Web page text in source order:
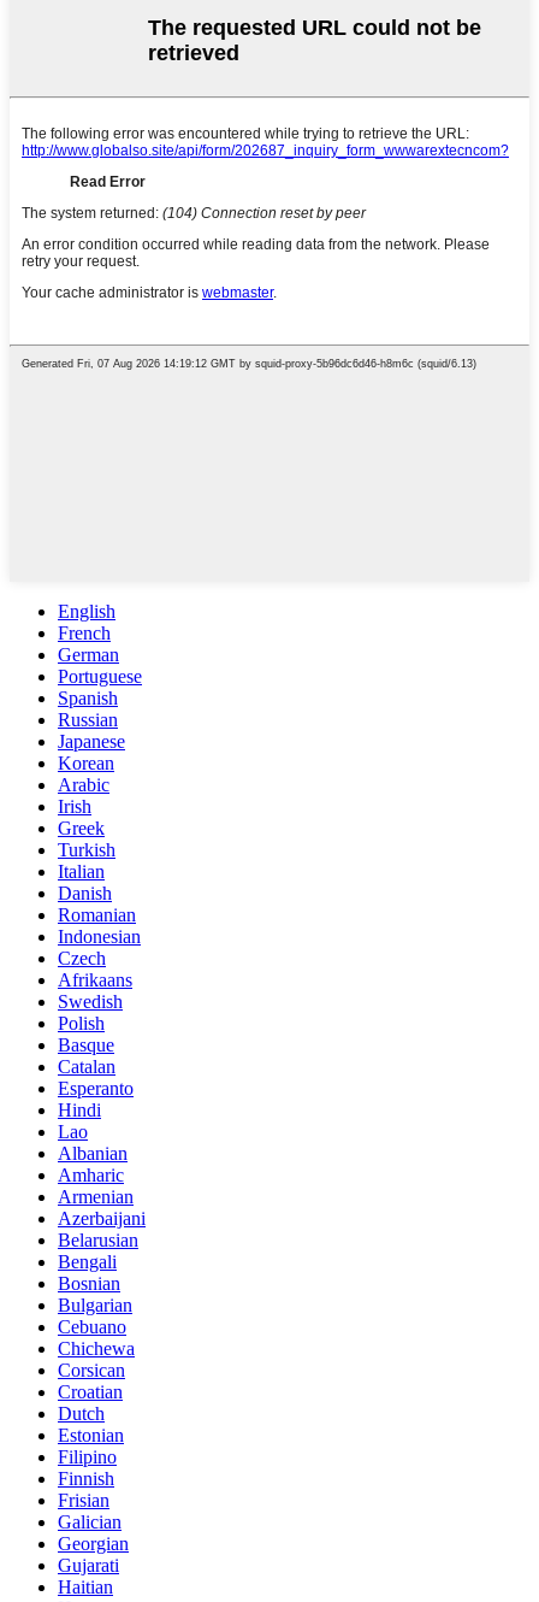
English
French
German
Portuguese
Spanish
Russian
Japanese
Korean
Arabic
Irish
Greek
Turkish
Italian
Danish
Romanian
Indonesian
Czech
Afrikaans
Swedish
Polish
Basque
Catalan
Esperanto
Hindi
Lao
Albanian
Amharic
Armenian
Azerbaijani
Belarusian
Bengali
Bosnian
Bulgarian
Cebuano
Chichewa
Corsican
Croatian
Dutch
Estonian
Filipino
Finnish
Frisian
Galician
Georgian
Gujarati
Haitian